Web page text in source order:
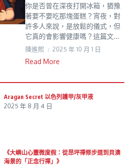
你是否曾在深夜打開冰箱，猶豫
著要不要吃那塊蛋糕？宵夜，對
許多人來說，是放鬆的儀式，但
它真的會影響健康嗎？這篇文...
陳進𤋮 2025 年 10 月 1 日
Read More
Aragan Secret 以色列護甲/灰甲液
2025 年 8 月 4 日
《大嶼山心靈微度假：從昂坪禪修步道到貝澳
海景的「正念行禪」》